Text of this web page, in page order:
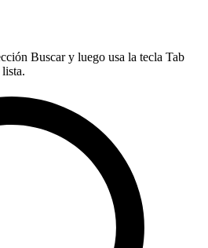
Buscar y luego usa la tecla Tab